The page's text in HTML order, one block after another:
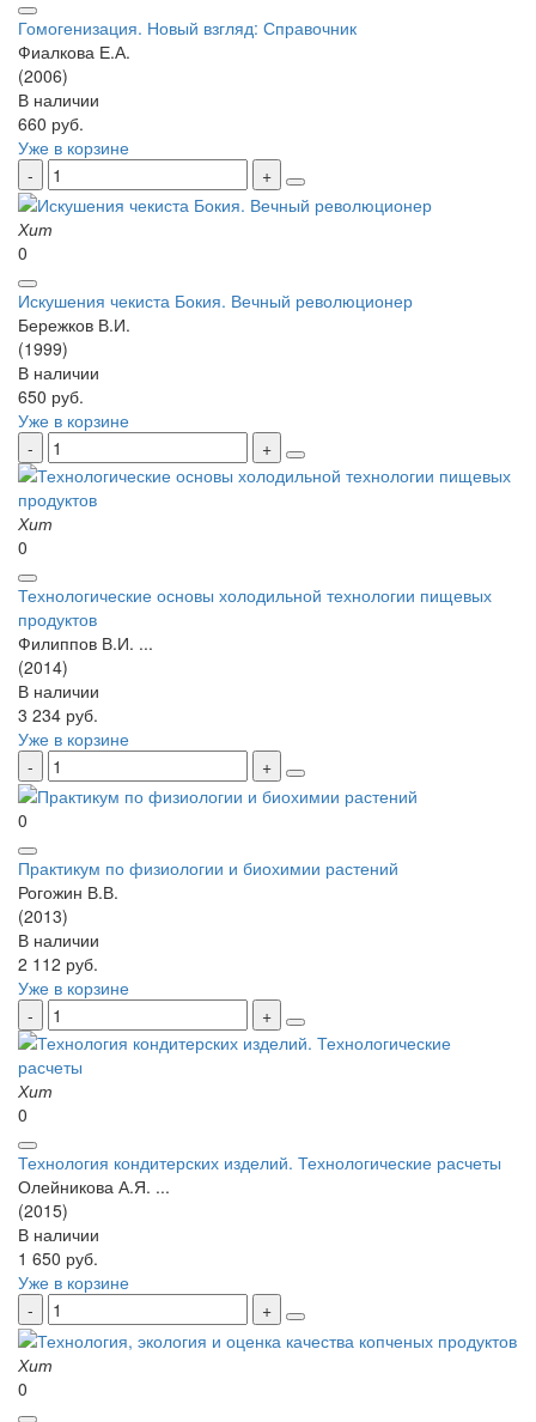
Гомогенизация. Новый взгляд: Справочник
Фиалкова Е.А.
(2006)
В наличии
660 руб.
Уже в корзине
Хит
0
Искушения чекиста Бокия. Вечный революционер
Бережков В.И.
(1999)
В наличии
650 руб.
Уже в корзине
Хит
0
Технологические основы холодильной технологии пищевых
продуктов
Филиппов В.И. ...
(2014)
В наличии
3 234 руб.
Уже в корзине
0
Практикум по физиологии и биохимии растений
Рогожин В.В.
(2013)
В наличии
2 112 руб.
Уже в корзине
Хит
0
Технология кондитерских изделий. Технологические расчеты
Олейникова А.Я. ...
(2015)
В наличии
1 650 руб.
Уже в корзине
Хит
0